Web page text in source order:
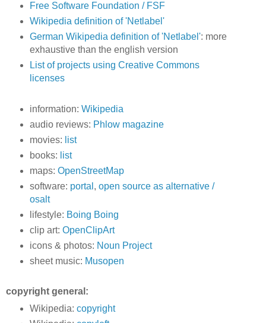
Free Software Foundation / FSF
Wikipedia definition of 'Netlabel'
German Wikipedia definition of 'Netlabel': more
exhaustive than the english version
List of projects using Creative Commons
licenses
information: Wikipedia
audio reviews: Phlow magazine
movies: list
books: list
maps: OpenStreetMap
software: portal , open source as alternative /
osalt
lifestyle: Boing Boing
clip art: OpenClipArt
icons & photos: Noun Project
sheet music: Musopen
copyright general:
Wikipedia: copyright